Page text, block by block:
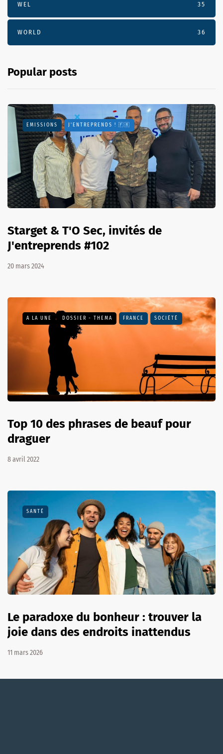
WEL 35
WORLD 36
Popular posts
EMISSIONS J'ENTREPRENDS ! 🇫🇷
Starget & T'O Sec, invités de
J'entreprends #102
20 mars 2024
A LA UNE DOSSIER - THEMA FRANCE SOCIÉTÉ
Top 10 des phrases de beauf pour
draguer
8 avril 2022
SANTÉ
Le paradoxe du bonheur : trouver la
joie dans des endroits inattendus
11 mars 2026